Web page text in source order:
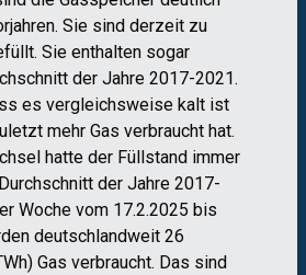
Sie sind derzeit zu
Sie enthalten sogar
der Jahre 2017-2021.
es vergleichsweise kalt ist
mehr Gas verbraucht hat.
hatte der Füllstand immer
der Jahre 2017-
Woche vom 17.2.2025 bis
deutschlandweit 26
Gas verbraucht. Das sind